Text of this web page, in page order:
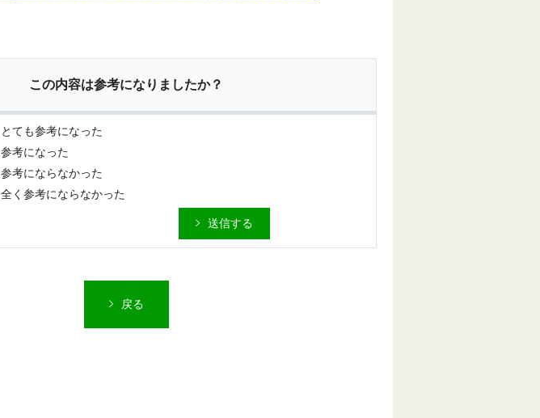
この内容は参考になりましたか？
とても参考になった
参考になった
参考にならなかった
全く参考にならなかった
送信する
戻る